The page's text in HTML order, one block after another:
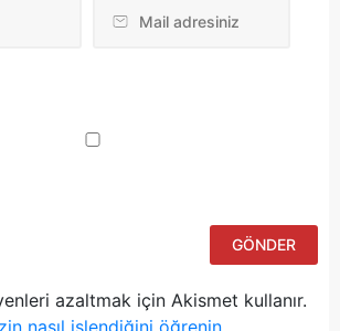
azaltmak için Akismet kullanır.
nasıl işlendiğini öğrenin.